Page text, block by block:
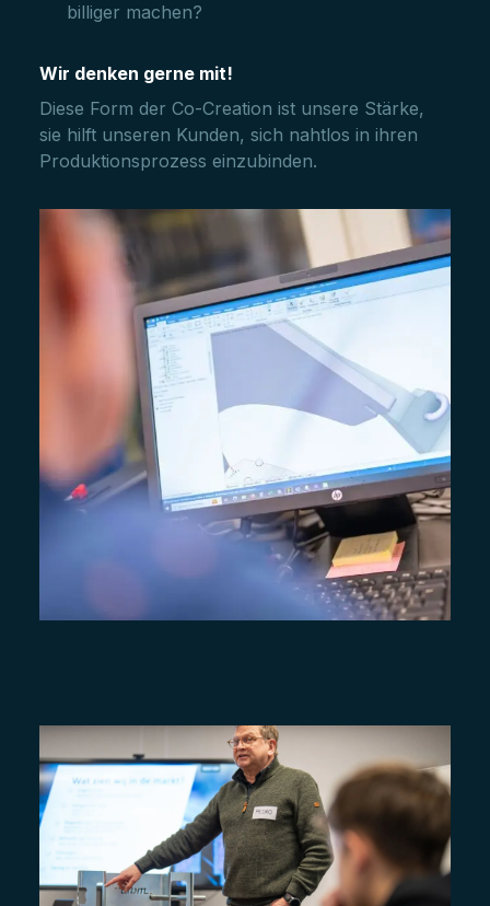
billiger machen?
Wir denken gerne mit!
Diese Form der Co-Creation ist unsere Stärke,
sie hilft unseren Kunden, sich nahtlos in ihren
Produktionsprozess einzubinden.